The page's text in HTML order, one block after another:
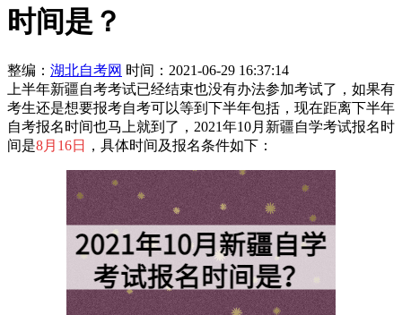
时间是？
整编： 湖北自考网 时间：2021-06-29 16:37:14
上半年新疆自考考试已经结束也没有办法参加考试了，如果有
考生还是想要报考自考可以等到下半年包括，现在距离下半年
自考报名时间也马上就到了，2021年10月新疆自学考试报名时
间是8月16日 ，具体时间及报名条件如下：